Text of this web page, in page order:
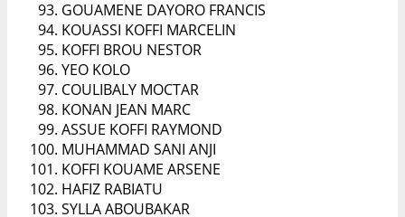
GOUAMENE DAYORO FRANCIS
KOUASSI KOFFI MARCELIN
KOFFI BROU NESTOR
YEO KOLO
COULIBALY MOCTAR
KONAN JEAN MARC
ASSUE KOFFI RAYMOND
MUHAMMAD SANI ANJI
KOFFI KOUAME ARSENE
HAFIZ RABIATU
SYLLA ABOUBAKAR